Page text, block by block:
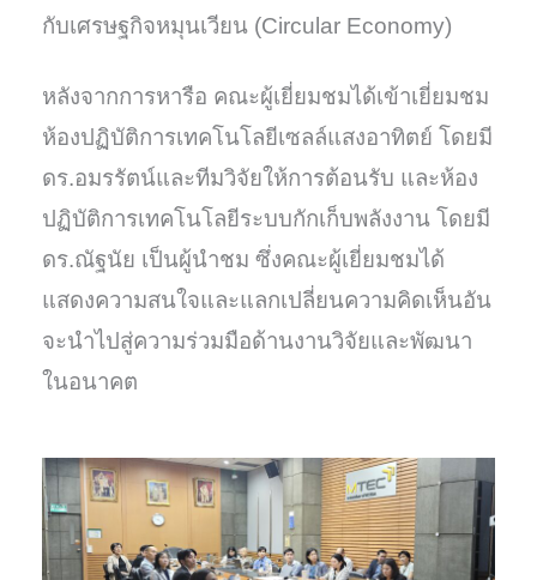
กับเศรษฐกิจหมุนเวียน (Circular Economy)
หลังจากการหารือ คณะผู้เยี่ยมชมได้เข้าเยี่ยมชม
ห้องปฏิบัติการเทคโนโลยีเซลล์แสงอาทิตย์ โดยมี
ดร.อมรรัตน์และทีมวิจัยให้การต้อนรับ และห้อง
ปฏิบัติการเทคโนโลยีระบบกักเก็บพลังงาน โดยมี
ดร.ณัฐนัย เป็นผู้นำชม ซึ่งคณะผู้เยี่ยมชมได้
แสดงความสนใจและแลกเปลี่ยนความคิดเห็นอัน
จะนำไปสู่ความร่วมมือด้านงานวิจัยและพัฒนา
ในอนาคต